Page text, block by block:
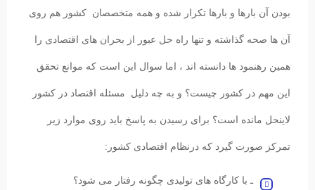
بودن آن بارها و بارها تکرار شده و همه متخصصان کشور هم روی
آن ها صحه گذاشته و تنها راه حل عبور از بحران های اقتصادی را
همین رهنمود ها دانسته اند ، اما سوال این است که موانع تحقق
این مهم در کشور چیست؟ و به چه دلیل مسئله اقتصاد در کشور
لاینحل مانده است؟ برای رسیدن به پاسخ باید روی موارد زیر
تمرکز صورت گیرد که درنظام اقتصادی کشور:
ـ با کارگاه های تولیدی چگونه رفتار می شود؟